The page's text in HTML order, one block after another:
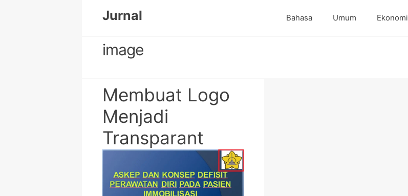
Jurnal Bahasa Umum Ekonomi
image
Membuat Logo
Menjadi
Transparant